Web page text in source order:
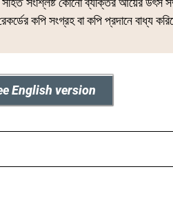
কপি সংগ্রহ বা কপি প্রদানে বাধ্য
English version